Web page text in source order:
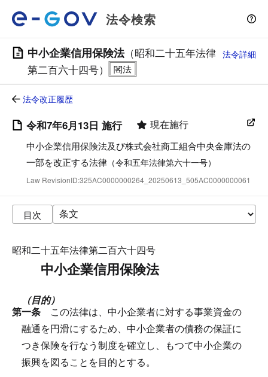
法令検索
中小企業信用保険法（昭和二十五年法律
第二百六十四号）
法令詳細
法令改正履歴
令和7年6月13日 施行 現在施行
中小企業信用保険法及び株式会社商工組合中央金庫法の
一部を改正する法律 （令和五年法律第六十一号）
Law RevisionID:325AC0000000264_20250613_505AC0000000061
目次
昭和二十五年法律第二百六十四号
中小企業信用保険法
（目的）
第一条 この法律は、中小企業者に対する事業資金の
融通を円滑にするため、中小企業者の債務の保証に
つき保険を行なう制度を確立し、もつて中小企業の
振興を図ることを目的とする。